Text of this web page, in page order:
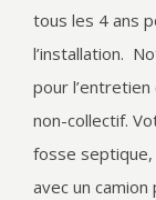
tous les 4 ans
l’installation.
pour
non-collectif.
fosse
avec un